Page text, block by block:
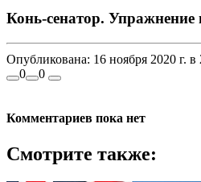
Конь-сенатор. Упражнение
Опубликована: 16 ноября 2020 г. в
0
0
Комментариев пока нет
Смотрите также: